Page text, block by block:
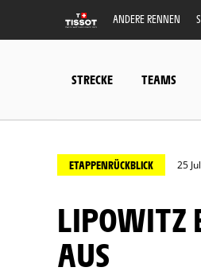
ANDERE RENNEN
STRECKE TEAMS
ETAPPENRÜCKBLICK 25
LIPOWITZ BAUT VORSPRUNG BEI ARENSMAN-SIEG
AUS